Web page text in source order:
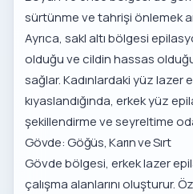
sürtünme ve tahrişi önlemek
Ayrıca,sakl altı bölgesi
olduğu ve cildin hassas
sağlar. Kadınlardakiyüz lazer
kıyaslandığında, erkek yüz
şekillendirme ve seyreltime
Gövde: Göğüs, Karın ve Sırt
Gövde bölgesi, erkek lazer
çalışma alanlarını oluşturur.